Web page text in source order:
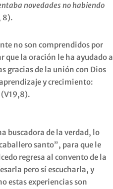
novedades no habiendo
8).
no son comprendidos por
que la oración le ha ayudado a
gracias de la unión con Dios
y crecimiento:
buscadora de la verdad, lo
santo”, para que le
regresa al convento de la
pero sí escucharla, y
estas experiencias son